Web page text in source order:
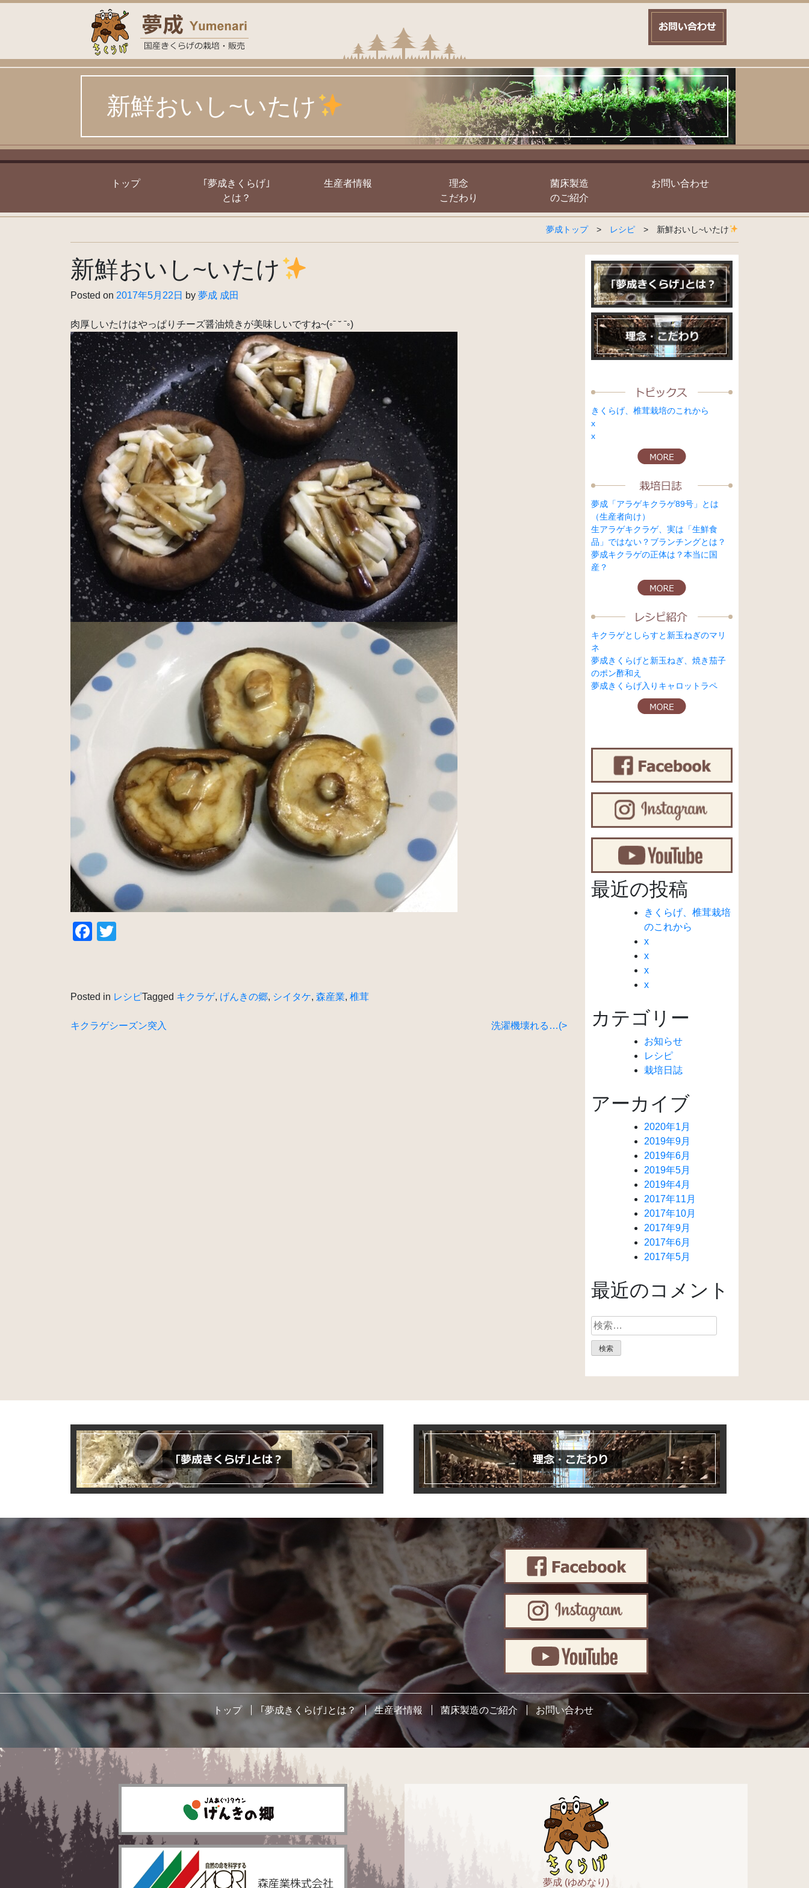
Skip
新鮮おいし~いたけ
トップ
｢夢成きくらげ｣
とは？
生産者情報
理念
こだわり
菌床製造
のご紹介
お問い合わせ
夢成トップ> レシピ> 新鮮おいし~いたけ
新鮮おいし~いたけ
Posted on 2017年5月22日 by 夢成 成田
肉厚しいたけはやっぱりチーズ醤油焼きが美味しいですね~(◦ˉ ˘ ˉ◦)
Facebook
Posted in レシピTagged キクラゲ, げんきの郷, シイタケ, 森産業, 椎茸
投
キクラゲシーズン突入 洗濯機壊れる…(>
きくらげ、椎茸栽培のこれから
x
x
夢成「アラゲキクラゲ89号」とは
（生産者向け）
生アラゲキクラゲ、実は「生鮮食
品」ではない？ブランチングとは？
夢成キクラゲの正体は？本当に国
産？
キクラゲとしらすと新玉ねぎのマリ
ネ
夢成きくらげと新玉ねぎ、焼き茄子
のポン酢和え
夢成きくらげ入りキャロットラペ
最近の投稿
きくらげ、椎茸栽培
のこれから
x
x
x
x
カテゴリー
お知らせ
レシピ
栽培日誌
アーカイブ
2020年1月
2019年9月
2019年6月
2019年5月
2019年4月
2017年11月
2017年10月
2017年9月
2017年6月
2017年5月
最近のコメント
検
索:
トップ ｢夢成きくらげ｣とは？ 生産者情報 菌床製造のご紹介 お問い合わせ
夢成 (ゆめなり)